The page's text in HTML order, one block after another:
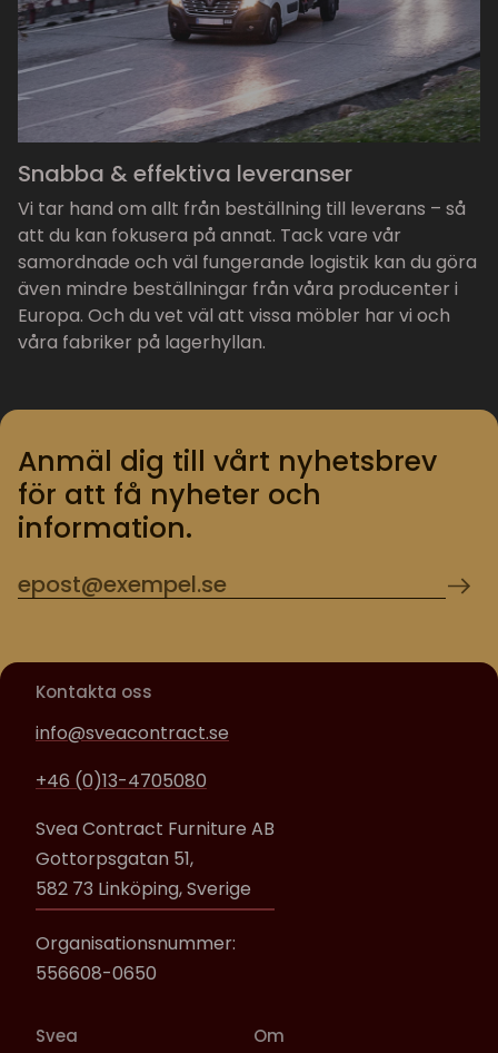
Snabba & effektiva leveranser
Vi tar hand om allt från beställning till leverans – så
att du kan fokusera på annat. Tack vare vår
samordnade och väl fungerande logistik kan du göra
även mindre beställningar från våra producenter i
Europa. Och du vet väl att vissa möbler har vi och
våra fabriker på lagerhyllan.
Anmäl dig till vårt nyhetsbrev
för att få nyheter och
information.
Kontakta oss
info@sveacontract.se
+46 (0)13-4705080
Svea Contract Furniture AB
Gottorpsgatan 51,
582 73 Linköping, Sverige
Organisationsnummer:
556608-0650
Svea Om